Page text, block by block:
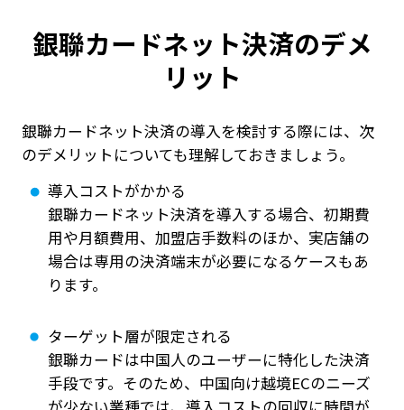
銀聯カードネット決済のデメ
リット
銀聯カードネット決済の導入を検討する際には、次
のデメリットについても理解しておきましょう。
導入コストがかかる
銀聯カードネット決済を導入する場合、初期費
用や月額費用、加盟店手数料のほか、実店舗の
場合は専用の決済端末が必要になるケースもあ
ります。
ターゲット層が限定される
銀聯カードは中国人のユーザーに特化した決済
手段です。そのため、中国向け越境ECのニーズ